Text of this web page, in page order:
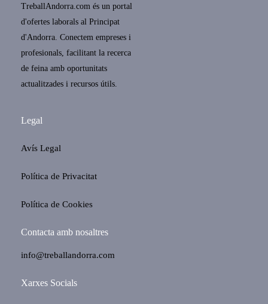
TreballAndorra.com és un portal
d'ofertes laborals al Principat
d'Andorra. Conectem empreses i
profesionals, facilitant la recerca
de feina amb oportunitats
actualitzades i recursos útils.
Legal
Avís Legal
Política de Privacitat
Política de Cookies
Contacta amb nosaltres
info@treballandorra.com
Xarxes Socials